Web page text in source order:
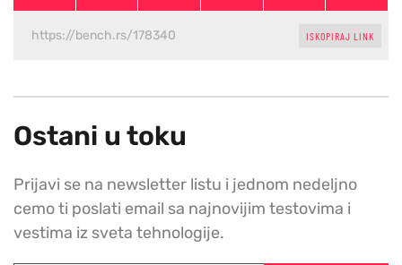
ISKOPIRAJ LINK
Ostani u toku
Prijavi se na newsletter listu i jednom nedeljno
cemo ti poslati email sa najnovijim testovima i
vestima iz sveta tehnologije.